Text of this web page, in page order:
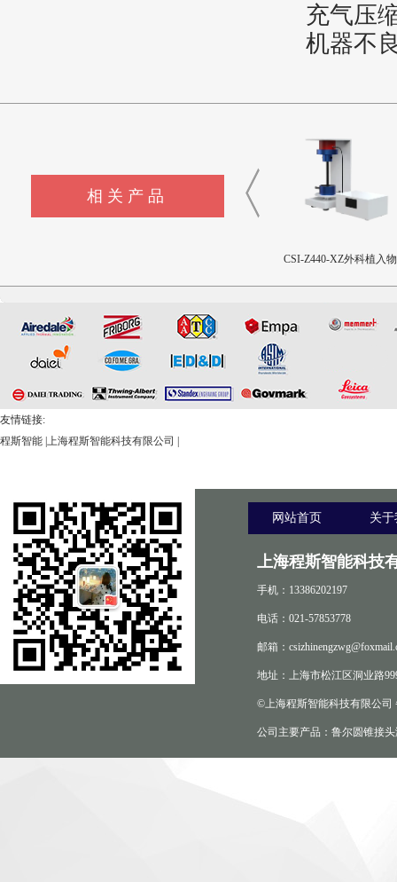
充气压
机器不
相关产品
CSI-Z643髋臼撞击疲劳
友情链接:
程斯智能 上海程斯智能科技有限公司
网站首页 关
上海程斯智能科技
手机：13386202197
电话：021-57853778
邮箱：
地址：上海市松江区洞业路
©上海程斯智能科技有限公司
公司主要产品：鲁尔圆锥接